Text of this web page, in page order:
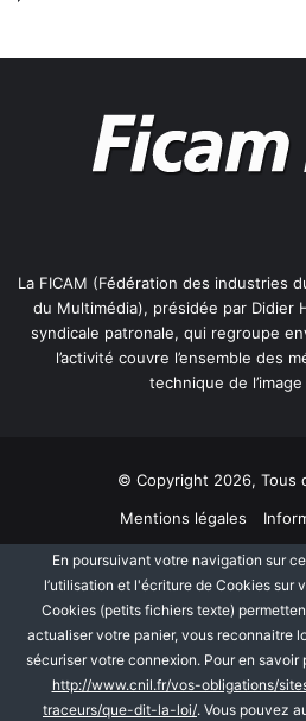
La FICAM (Fédération des industries
du Multimédia), présidée par Didier
syndicale patronale, qui regroupe
l’activité couvre l’ensemble des
technique de
© Copyright 2026, Tous
Mentions légales
Politique de protection des
En poursuivant votre navigation sur
l’utilisation et l'écriture de Cookies sur
Cookies (petits fichiers texte)
actualiser votre panier, vous reconnaitre
sécuriser votre connexion. Pour en savoir
http://www.cnil.fr/vos-obligations/
traceurs/que-dit-la-loi/. Vous pouvez